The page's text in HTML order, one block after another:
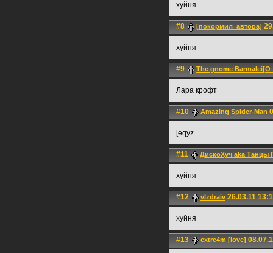
хуйня
#8 [покормил_автора]
хуйня
#9 The gnome
Лара крофт
#10 Amazing Spider-Man
[eqyz
#11 ДискоХуч aka Танцы
хуйня
#12 vlzdraiv 26.03.11
хуйня
#13 extre4m [love]